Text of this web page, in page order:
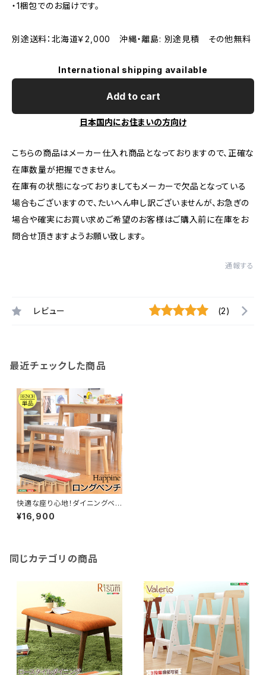
・1梱包でのお届けです。
別途送料：北海道￥2,000 沖縄・離島: 別途見積 その他無料
International shipping available
Add to cart
日本国内にお住まいの方向け
こちらの商品はメーカー仕入れ商品となっておりますので、正確な
在庫数量が把握できません。
在庫有の状態になっておりましてもメーカーで欠品となっている
場合もございますので、たいへん申し訳ございませんが、お急ぎの
場合や確実にお買い求めご希望のお客様はご購入前に在庫をお
問合せ頂きますようお願い致します。
通報する
レビュー (2)
最近チェックした商品
快適な座り心地！ダイニングベン
チ単品（幅110）【-Happine-ハ
ピネ】 SH-01HAPPINE
¥16,900
同じカテゴリの商品